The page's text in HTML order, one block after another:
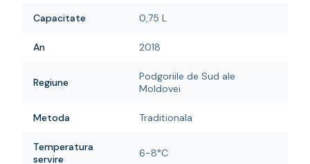
Capacitate 0,75 L
An 2018
Regiune
Podgoriile de Sud ale
Moldovei
Metoda Traditionala
Temperatura
servire
6-8°C